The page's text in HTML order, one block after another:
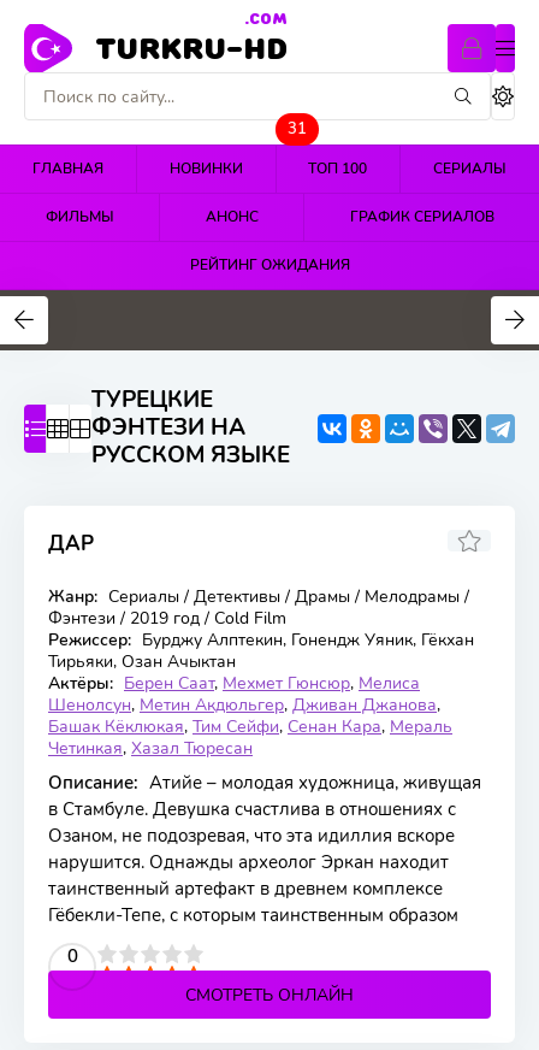
TURKRU-HD
.COM
ГЛАВНАЯ НОВИНКИ
31
ТОП 100 СЕРИАЛЫ
ФИЛЬМЫ АНОНС ГРАФИК СЕРИАЛОВ
РЕЙТИНГ ОЖИДАНИЯ
4.4
ТУРЕЦКИЕ
ФЭНТЕЗИ НА
РУССКОМ ЯЗЫКЕ
ДАР
24 серия
Жанр: Сериалы / Детективы / Драмы / Мелодрамы /
Фэнтези / 2019 год / Cold Film
Режиссер: Бурджу Алптекин, Гонендж Уяник, Гёкхан
Тирьяки, Озан Ачыктан
Актёры: Берен Саат, Мехмет Гюнсюр, Мелиса
Шенолсун, Метин Акдюльгер, Дживан Джанова,
Башак Кёклюкая, Тим Сейфи, Сенан Кара, Мераль
Четинкая, Хазал Тюресан
Описание: Атийе – молодая художница, живущая
в Стамбуле. Девушка счастлива в отношениях с
Озаном, не подозревая, что эта идиллия вскоре
нарушится. Однажды археолог Эркан находит
таинственный артефакт в древнем комплексе
Гёбекли-Тепе, с которым таинственным образом
0
4 5
СМОТРЕТЬ ОНЛАЙН